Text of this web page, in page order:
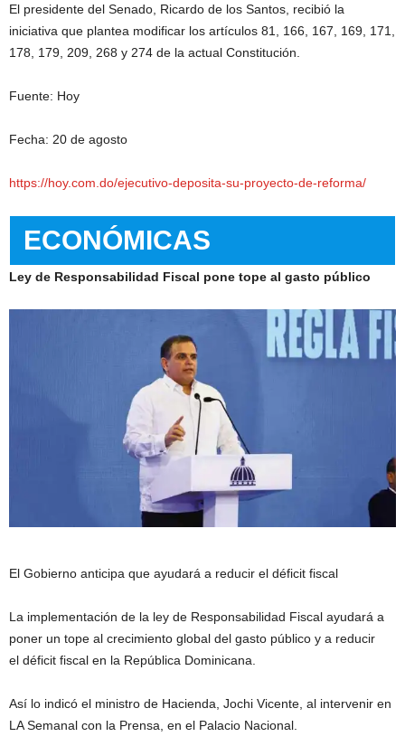
El presidente del Senado, Ricardo de los Santos, recibió la
iniciativa que plantea modificar los artículos 81, 166, 167, 169, 171,
178, 179, 209, 268 y 274 de la actual Constitución.
Fuente: Hoy
Fecha: 20 de agosto
https://hoy.com.do/ejecutivo-deposita-su-proyecto-de-reforma/
ECONÓMICAS
Ley de Responsabilidad Fiscal pone tope al gasto público
El Gobierno anticipa que ayudará a reducir el déficit fiscal
La implementación de la ley de Responsabilidad Fiscal ayudará a
poner un tope al crecimiento global del gasto público y a reducir
el déficit fiscal en la República Dominicana.
Así lo indicó el ministro de Hacienda, Jochi Vicente, al intervenir en
LA Semanal con la Prensa, en el Palacio Nacional.